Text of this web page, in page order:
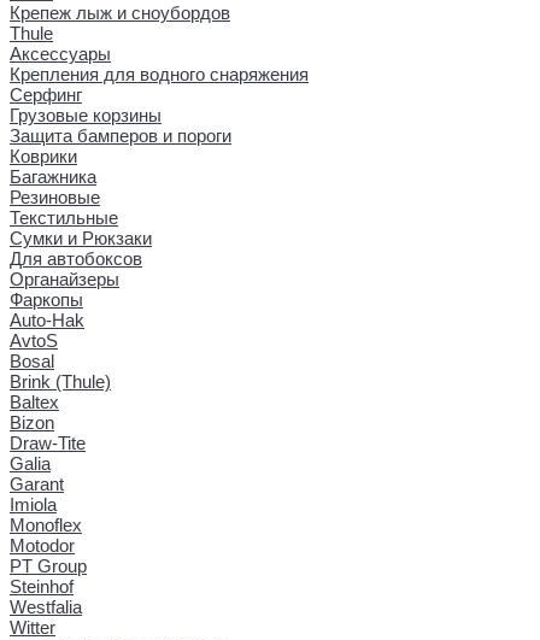
Крепеж лыж и сноубордов
Thule
Аксессуары
Крепления для водного снаряжения
Серфинг
Грузовые корзины
Защита бамперов и пороги
Коврики
Багажника
Резиновые
Текстильные
Сумки и Рюкзаки
Для автобоксов
Органайзеры
Фаркопы
Auto-Hak
AvtoS
Bosal
Brink (Thule)
Baltex
Bizon
Draw-Tite
Galia
Garant
Imiola
Monoflex
Motodor
PT Group
Steinhof
Westfalia
Witter